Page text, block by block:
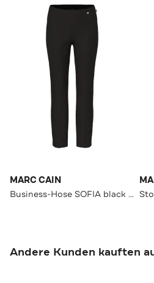
MARC CAIN
Business-Hose SOFIA black Slim
Andere Kunden kauften